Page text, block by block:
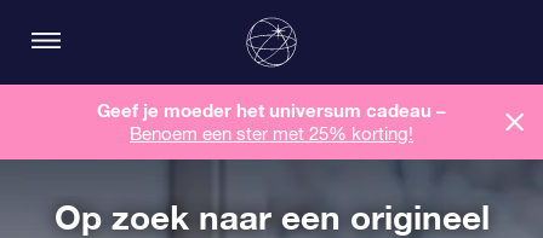
Geef je moeder het universum cadeau –
Benoem een ​​ster met 25% korting!
Op zoek naar een origineel